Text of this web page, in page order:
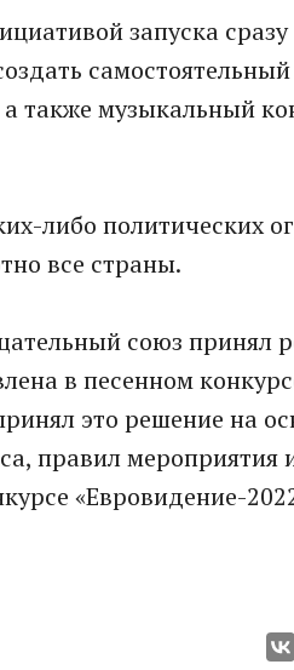
запуска
также музыкальный
либо политических
все страны.
союз принял
в песенном
это решение на
правил мероприятия
«Евровидение-